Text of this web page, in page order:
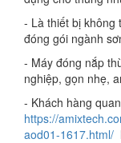
- Là thiết bị không
đóng gói ngành
- Máy đóng nắp
nghiệp, gọn nhẹ,
- Khách hàng
https://
aod01-1617.html/